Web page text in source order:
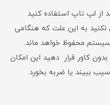
لپ تاپ استفاده کنید
به این علت که هنگامی‌
سیستم محفوظ خواهد ماند.
کاور قرار دهید این امکان
ببیند یا ضربه بخورد.